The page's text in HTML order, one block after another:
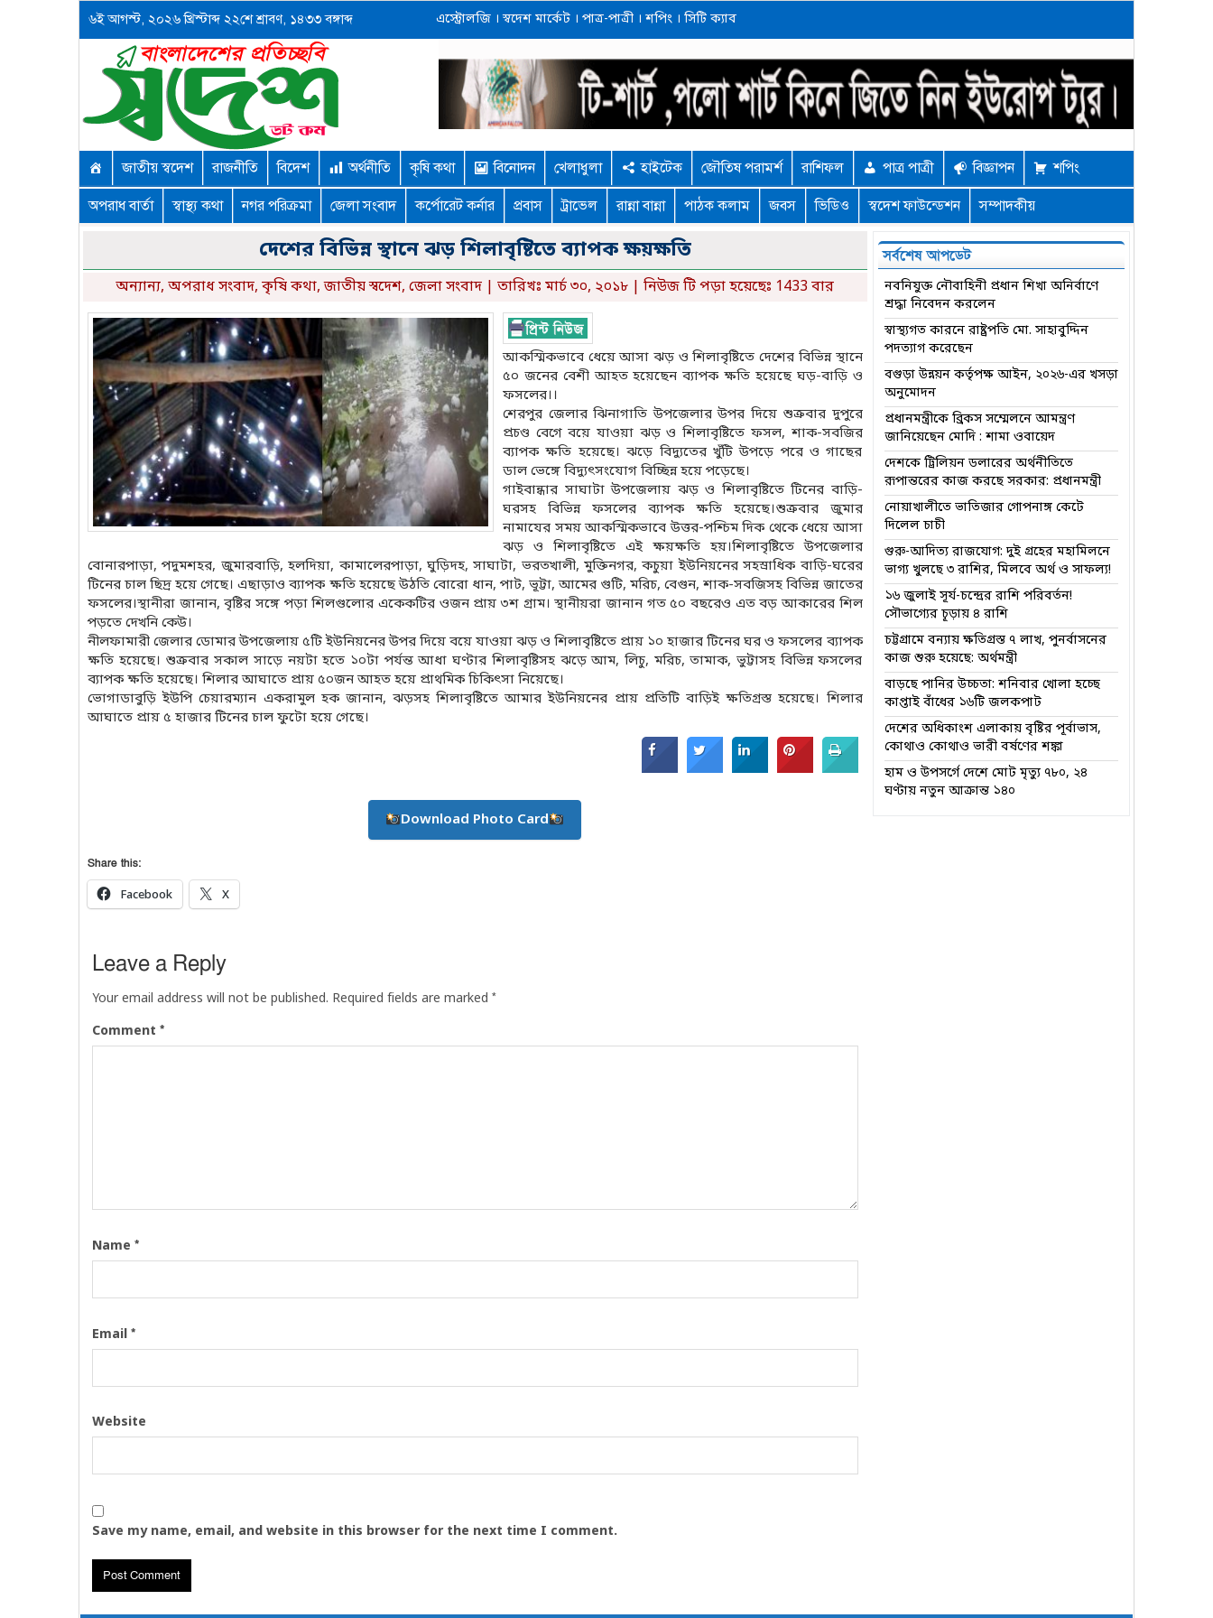
৬ই আগস্ট, ২০২৬ খ্রিস্টাব্দ ২২শে শ্রাবণ, ১৪৩৩ বঙ্গাব্দ এস্ট্রোলজি। স্বদেশ মার্কেট। পাত্র-পাত্রী। শপিং। সিটি ক্যাব
জাতীয় স্বদেশ রাজনীতি বিদেশ অর্থনীতি কৃষি কথা বিনোদন খেলাধুলা হাইটেক জৌতিষ পরামর্শ রাশিফল পাত্র পাত্রী বিজ্ঞাপন শপিং
অপরাধ বার্তা স্বাস্থ্য কথা নগর পরিক্রমা জেলা সংবাদ কর্পোরেট কর্নার প্রবাস ট্রাভেল রান্না বান্না পাঠক কলাম জবস ভিডিও স্বদেশ ফাউন্ডেশন সম্পাদকীয়
দেশের বিভিন্ন স্থানে ঝড় শিলাবৃষ্টিতে ব্যাপক ক্ষয়ক্ষতি
অন্যান্য,অপরাধ সংবাদ,কৃষি কথা,জাতীয় স্বদেশ,জেলা সংবাদ | তারিখঃ মার্চ ৩০, ২০১৮ | নিউজ টি পড়া হয়েছেঃ 1433 বার
আকস্মিকভাবে ধেয়ে আসা ঝড় ও শিলাবৃষ্টিতে দেশের বিভিন্ন স্থানে
৫০ জনের বেশী আহত হয়েছেন ব্যাপক ক্ষতি হয়েছে ঘড়-বাড়ি ও
ফসলের।।
শেরপুর জেলার ঝিনাগাতি উপজেলার উপর দিয়ে শুক্রবার দুপুরে
প্রচণ্ড বেগে বয়ে যাওয়া ঝড় ও শিলাবৃষ্টিতে ফসল, শাক-সবজির
ব্যাপক ক্ষতি হয়েছে। ঝড়ে বিদ্যুতের খুঁটি উপড়ে পরে ও গাছের
ডাল ভেঙ্গে বিদ্যুৎসংযোগ বিচ্ছিন্ন হয়ে পড়েছে।
গাইবান্ধার সাঘাটা উপজেলায় ঝড় ও শিলাবৃষ্টিতে টিনের বাড়ি-
ঘরসহ বিভিন্ন ফসলের ব্যাপক ক্ষতি হয়েছে।শুক্রবার জুমার
নামাযের সময় আকস্মিকভাবে উত্তর-পশ্চিম দিক থেকে ধেয়ে আসা
ঝড় ও শিলাবৃষ্টিতে এই ক্ষয়ক্ষতি হয়।শিলাবৃষ্টিতে উপজেলার
বোনারপাড়া, পদুমশহর, জুমারবাড়ি, হলদিয়া, কামালেরপাড়া, ঘুড়িদহ, সাঘাটা, ভরতখালী, মুক্তিনগর, কচুয়া ইউনিয়নের সহস্রাধিক বাড়ি-ঘরের
টিনের চাল ছিদ্র হয়ে গেছে। এছাড়াও ব্যাপক ক্ষতি হয়েছে উঠতি বোরো ধান, পাট, ভূট্টা, আমের গুটি, মরিচ, বেগুন, শাক-সবজিসহ বিভিন্ন জাতের
ফসলের।স্থানীরা জানান, বৃষ্টির সঙ্গে পড়া শিলগুলোর একেকটির ওজন প্রায় ৩শ গ্রাম। স্থানীয়রা জানান গত ৫০ বছরেও এত বড় আকারের শিল
পড়তে দেখনি কেউ।
নীলফামারী জেলার ডোমার উপজেলায় ৫টি ইউনিয়নের উপর দিয়ে বয়ে যাওয়া ঝড় ও শিলাবৃষ্টিতে প্রায় ১০ হাজার টিনের ঘর ও ফসলের ব্যাপক
ক্ষতি হয়েছে। শুক্রবার সকাল সাড়ে নয়টা হতে ১০টা পর্যন্ত আধা ঘণ্টার শিলাবৃষ্টিসহ ঝড়ে আম, লিচু, মরিচ, তামাক, ভুট্টাসহ বিভিন্ন ফসলের
ব্যাপক ক্ষতি হয়েছে। শিলার আঘাতে প্রায় ৫০জন আহত হয়ে প্রাথমিক চিকিৎসা নিয়েছে।
ভোগাডাবুড়ি ইউপি চেয়ারম্যান একরামুল হক জানান, ঝড়সহ শিলাবৃষ্টিতে আমার ইউনিয়নের প্রায় প্রতিটি বাড়িই ক্ষতিগ্রস্ত হয়েছে। শিলার
আঘাতে প্রায় ৫ হাজার টিনের চাল ফুটো হয়ে গেছে।
Download Photo Card
Share this:
Facebook X
Leave a Reply
Your email address will not be published. Required fields are marked *
Comment *
Name *
Email *
Website
Save my name, email, and website in this browser for the next time I comment.
সর্বশেষ আপডেট
নবনিযুক্ত নৌবাহিনী প্রধান শিখা অনির্বাণে
শ্রদ্ধা নিবেদন করলেন
স্বাস্থ্যগত কারনে রাষ্ট্রপতি মো. সাহাবুদ্দিন
পদত্যাগ করেছেন
বগুড়া উন্নয়ন কর্তৃপক্ষ আইন, ২০২৬-এর খসড়া
অনুমোদন
প্রধানমন্ত্রীকে ব্রিকস সম্মেলনে আমন্ত্রণ
জানিয়েছেন মোদি : শামা ওবায়েদ
দেশকে ট্রিলিয়ন ডলারের অর্থনীতিতে
রূপান্তরের কাজ করছে সরকার: প্রধানমন্ত্রী
নোয়াখালীতে ভাতিজার গোপনাঙ্গ কেটে
দিলেল চাচী
গুরু-আদিত্য রাজযোগ: দুই গ্রহের মহামিলনে
ভাগ্য খুলছে ৩ রাশির, মিলবে অর্থ ও সাফল্য!
১৬ জুলাই সূর্য-চন্দ্রের রাশি পরিবর্তন!
সৌভাগ্যের চূড়ায় ৪ রাশি
চট্টগ্রামে বন্যায় ক্ষতিগ্রস্ত ৭ লাখ, পুনর্বাসনের
কাজ শুরু হয়েছে: অর্থমন্ত্রী
বাড়ছে পানির উচ্চতা: শনিবার খোলা হচ্ছে
কাপ্তাই বাঁধের ১৬টি জলকপাট
দেশের অধিকাংশ এলাকায় বৃষ্টির পূর্বাভাস,
কোথাও কোথাও ভারী বর্ষণের শঙ্কা
হাম ও উপসর্গে দেশে মোট মৃত্যু ৭৮০, ২৪
ঘণ্টায় নতুন আক্রান্ত ১৪০